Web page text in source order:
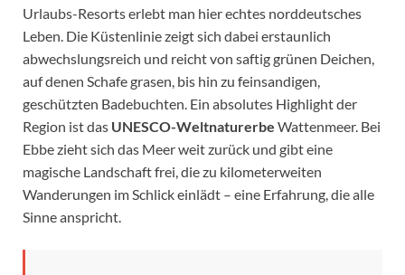
Urlaubs-Resorts erlebt man hier echtes norddeutsches
Leben. Die Küstenlinie zeigt sich dabei erstaunlich
abwechslungsreich und reicht von saftig grünen Deichen,
auf denen Schafe grasen, bis hin zu feinsandigen,
geschützten Badebuchten. Ein absolutes Highlight der
Region ist das UNESCO-Weltnaturerbe Wattenmeer. Bei
Ebbe zieht sich das Meer weit zurück und gibt eine
magische Landschaft frei, die zu kilometerweiten
Wanderungen im Schlick einlädt – eine Erfahrung, die alle
Sinne anspricht.